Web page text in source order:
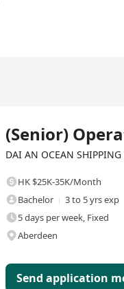
(Senior)
DAI AN OCEAN
HK $25K-35K/Month
Bachelor
3 to 5 yrs exp
5 days per week, Fixed
Aberdeen
Send application